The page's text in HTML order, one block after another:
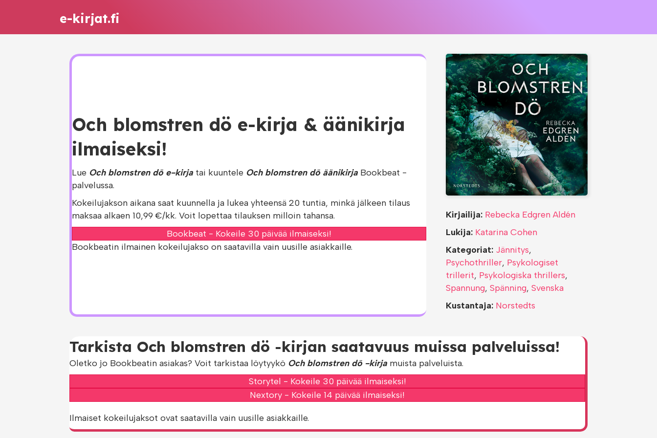
e-kirjat.fi
Och blomstren dö e-kirja & äänikirja
ilmaiseksi!
Lue Och blomstren dö e-kirja tai kuuntele Och blomstren dö äänikirja Bookbeat -
palvelussa.
Kokeilujakson aikana saat kuunnella ja lukea yhteensä 20 tuntia, minkä jälkeen tilaus
maksaa alkaen 10,99 €/kk. Voit lopettaa tilauksen milloin tahansa.
Bookbeat - Kokeile 30 päivää ilmaiseksi!
Bookbeatin ilmainen kokeilujakso on saatavilla vain uusille asiakkaille.
Kirjailija: Rebecka Edgren Aldén
Lukija: Katarina Cohen
Kategoriat: Jännitys,
Psychothriller, Psykologiset
trillerit, Psykologiska thrillers,
Spannung, Spänning, Svenska
Kustantaja: Norstedts
Tarkista Och blomstren dö -kirjan saatavuus muissa palveluissa!
Oletko jo Bookbeatin asiakas? Voit tarkistaa löytyykö Och blomstren dö -kirja muista palveluista.
Storytel - Kokeile 30 päivää ilmaiseksi!
Nextory - Kokeile 14 päivää ilmaiseksi!
Ilmaiset kokeilujaksot ovat saatavilla vain uusille asiakkaille.